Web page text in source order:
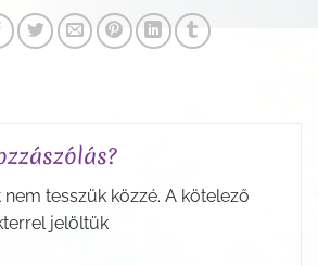
tesszük közzé. A kötelező
jelöltük